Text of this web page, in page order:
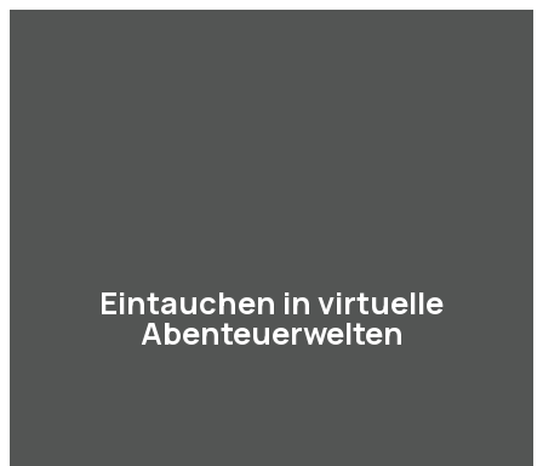
Eintauchen in virtuelle
Abenteuerwelten